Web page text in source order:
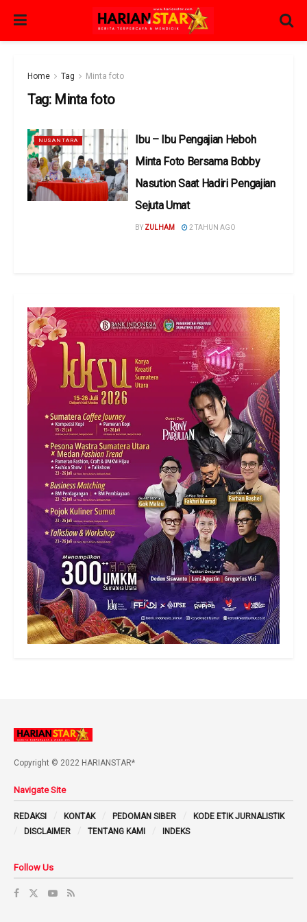
Home Tag Minta foto
Tag: Minta foto
NUSANTARA
Ibu – Ibu Pengajian Heboh
Minta Foto Bersama Bobby
Nasution Saat Hadiri Pengajian
Sejuta Umat
BY ZULHAM 2 TAHUN AGO
Copyright © 2022 HARIANSTAR*
Navigate Site
REDAKSI KONTAK PEDOMAN SIBER
KODE ETIK JURNALISTIK
DISCLAIMER
TENTANG KAMI INDEKS
Follow Us